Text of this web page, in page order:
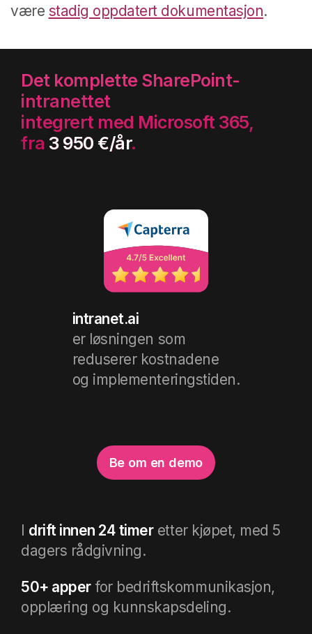
være stadig oppdatert dokumentasjon.
Det komplette SharePoint-
intranettet
integrert med Microsoft 365,
fra 3 950 €/år.
intranet.ai
er løsningen som
reduserer kostnadene
og implementeringstiden.
Be om en demo
I drift innen 24 timeretter kjøpet, med 5
dagers rådgivning.
50+ apperfor bedriftskommunikasjon,
opplæring og kunnskapsdeling.